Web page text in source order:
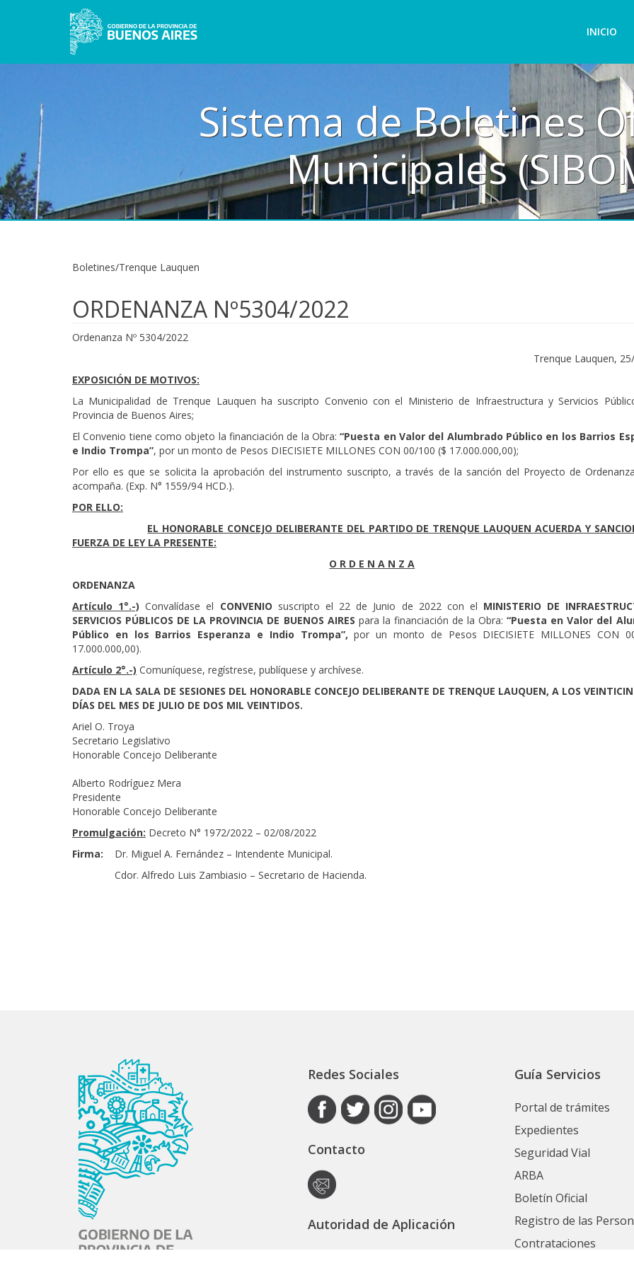
INICIO
Sistema de Boletines
Municipales
Boletines/Trenque Lauquen
ORDENANZA Nº5304/2022
Ordenanza Nº 5304/2022
Trenque Lauquen,
EXPOSICIÓN DE MOTIVOS:
La Municipalidad de Trenque Lauquen ha suscripto Convenio con el Ministerio de Infraestructura y Servicios
Provincia de Buenos Aires;
El Convenio tiene como objeto la financiación de la Obra:“Puesta en Valor del Alumbrado Público en los Barrios
e Indio Trompa”, por un monto de Pesos DIECISIETE MILLONES CON 00/100 ($ 17.000.000,00);
Por ello es que se solicita la aprobación del instrumento suscripto, a través de la sanción del Proyecto de
acompaña. (Exp. N° 1559/94 HCD.).
POR ELLO:
EL HONORABLE CONCEJO DELIBERANTE DEL PARTIDO DE TRENQUE LAUQUEN ACUERDA Y
FUERZA DE LEY LA PRESENTE:
O R D E N A N Z A
ORDENANZA
Artículo 1°.-) Convalídase el CONVENIO suscripto el 22 de Junio de 2022 con el MINISTERIO DE
SERVICIOS PÚBLICOS DE LA PROVINCIA DE BUENOS AIRES para la financiación de la Obra:“Puesta en Valor del
Público en los Barrios Esperanza e Indio Trompa”,por un monto de Pesos DIECISIETE MILLONES CON
17.000.000,00).
Artículo 2°.-) Comuníquese, regístrese, publíquese y archívese.
DADA EN LA SALA DE SESIONES DEL HONORABLE CONCEJO DELIBERANTE DE TRENQUE LAUQUEN, A LOS
DÍAS DEL MES DE JULIO DE DOS MIL VEINTIDOS.
Ariel O. Troya
Secretario Legislativo
Honorable Concejo Deliberante
Alberto Rodríguez Mera
Presidente
Honorable Concejo Deliberante
Promulgación: Decreto N° 1972/2022 – 02/08/2022
Firma: Dr. Miguel A. Fernández – Intendente Municipal.
Cdor. Alfredo Luis Zambiasio – Secretario de Hacienda.
Redes Sociales
Contacto
Autoridad de Aplicación
Guía Servicios
Portal de trámites
Expedientes
Seguridad Vial
ARBA
Boletín Oficial
Registro de las
Contrataciones